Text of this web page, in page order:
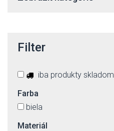
Filter
iba produkty skladom
Farba
biela
Materiál